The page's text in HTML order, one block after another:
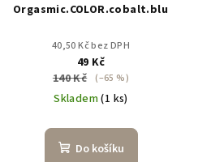
Orgasmic.COLOR.cobalt.blue
40,50 Kč bez DPH
49 Kč
140 Kč
(–65 %)
Skladem(1 ks)
Do košíku